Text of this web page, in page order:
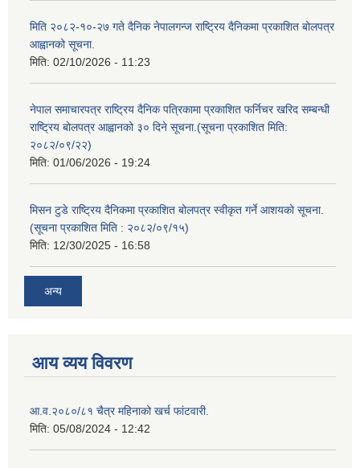
मिति २०८२-१०-२७ गते दैनिक नेपालगन्ज राष्ट्रिय दैनिकमा प्रकाशित बोलपत्र
आह्वानको सूचना.
मिति: 02/10/2026 - 11:23
नेपाल समाचारपत्र राष्ट्रिय दैनिक पत्रिकामा प्रकाशित फर्निचर खरिद सम्बन्धी
राष्ट्रिय बोलपत्र आह्वानको ३० दिने सूचना.(सूचना प्रकाशित मिति:
२०८२/०९/२२)
मिति: 01/06/2026 - 19:24
मिसन टुडे राष्ट्रिय दैनिकमा प्रकाशित बोलपत्र स्वीकृत गर्ने आशयको सूचना.
(सूचना प्रकाशित मिति : २०८२/०९/१५)
मिति: 12/30/2025 - 16:58
अन्य
आय व्यय विवरण
आ.व.२०८०/८१ चैत्र महिनाको खर्च फांटवारी.
मिति: 05/08/2024 - 12:42